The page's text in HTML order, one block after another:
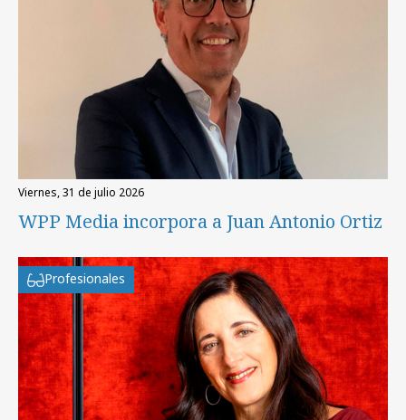
viernes, 31 de julio 2026
WPP Media incorpora a Juan Antonio Ortiz
Profesionales